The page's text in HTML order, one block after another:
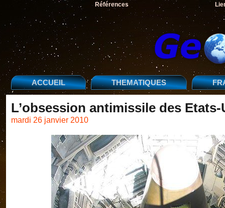
Références
ACCUEIL THEMATIQUES
L’obsession antimissile des Etats-
mardi 26 janvier 2010